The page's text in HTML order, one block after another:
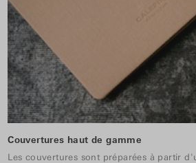
Couvertures haut de gamme
Les couvertures sont préparées à partir